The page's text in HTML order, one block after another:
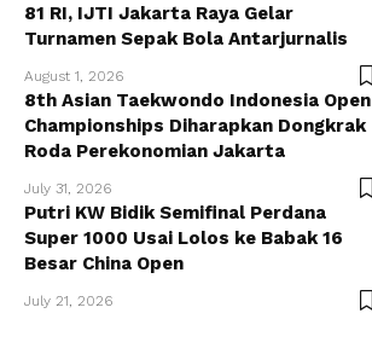
81 RI, IJTI Jakarta Raya Gelar
Turnamen Sepak Bola Antarjurnalis
August 1, 2026
8th Asian Taekwondo Indonesia Open
Championships Diharapkan Dongkrak
Roda Perekonomian Jakarta
July 31, 2026
Putri KW Bidik Semifinal Perdana
Super 1000 Usai Lolos ke Babak 16
Besar China Open
July 21, 2026